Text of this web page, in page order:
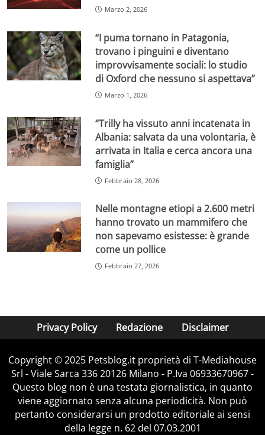
Marzo 2, 2026
“I puma tornano in Patagonia,
trovano i pinguini e diventano
improvvisamente sociali: lo studio
di Oxford che nessuno si aspettava”
Marzo 1, 2026
“Trilly ha vissuto anni incatenata in
Albania: salvata da una volontaria, è
arrivata in Italia e cerca ancora una
famiglia”
Febbraio 28, 2026
Nelle montagne etiopi a 2.600 metri
hanno trovato un mammifero che
non sapevamo esistesse: è grande
come un pollice
Febbraio 27, 2026
Privacy Policy Redazione Disclaimer
Copyright © 2025 Petsblog.it proprietà di T-Mediahouse
Srl - Viale Sarca 336 20126 Milano - P.Iva 06933670967 -
Questo blog non è una testata giornalistica, in quanto
viene aggiornato senza alcuna periodicità. Non può
pertanto considerarsi un prodotto editoriale ai sensi
della legge n. 62 del 07.03.2001